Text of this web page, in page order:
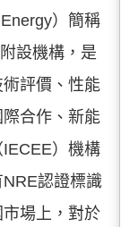
）簡稱
設機構，是
評價、性能
合作、新能
）機構
認證標識
場上，對於